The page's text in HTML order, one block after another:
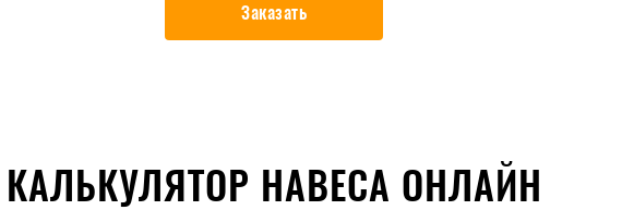
Заказать
КАЛЬКУЛЯТОР НАВЕСА ОНЛАЙН